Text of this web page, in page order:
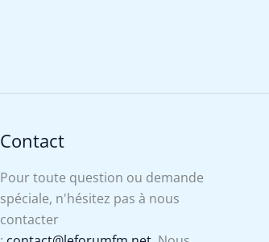
Contact
Pour toute question ou demande
spéciale, n'hésitez pas à nous
contacter